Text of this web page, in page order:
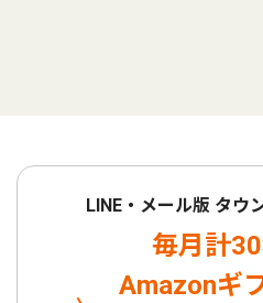
LINE・メール版 タウ
毎月計
Amazonギ